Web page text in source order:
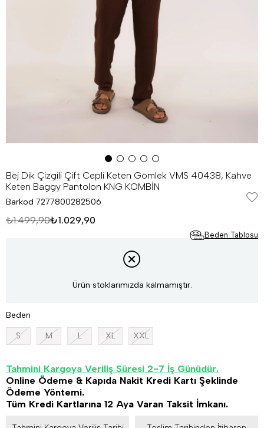
Bej Dik Çizgili Çift Cepli Keten Gömlek VMS 40438, Kahve
Keten Baggy Pantolon KNG KOMBİN
Barkod 7277800282506
₺1.499,90₺1.029,90
Beden Tablosu
Ürün stoklarımızda kalmamıştır.
Beden
S M L XL XXL
Tahmini Kargoya Veriliş Süresi 2-7 İş Günüdür.
Online Ödeme & Kapıda Nakit Kredi Kartı Şeklinde
Ödeme Yöntemi.
Tüm Kredi Kartlarına 12 Aya Varan Taksit İmkanı.